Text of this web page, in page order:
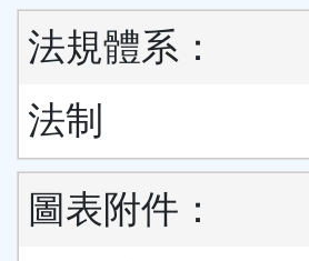
法規體系：
法制
圖表附件：